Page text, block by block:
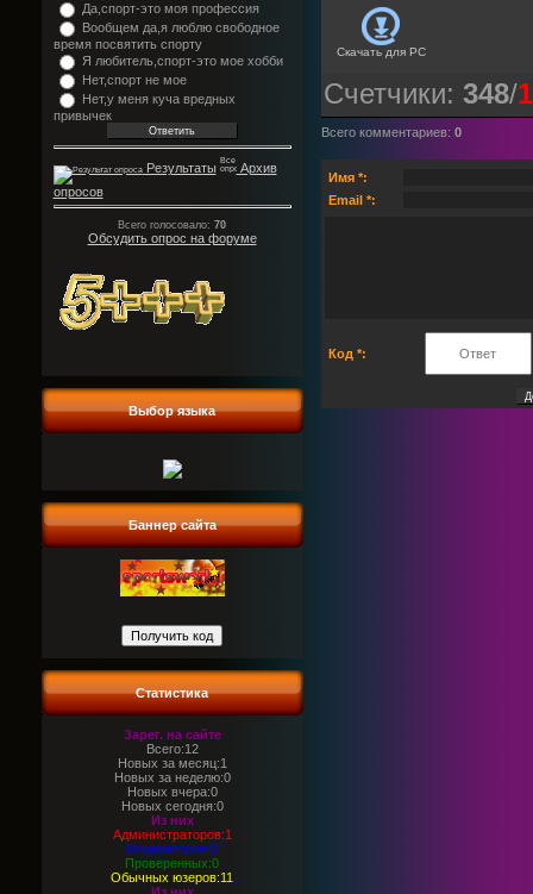
Да,спорт-это моя профессия
Вообщем да,я люблю свободное
время посвятить спорту
Я любитель,спорт-это мое хобби
Нет,спорт не мое
Нет,у меня куча вредных
привычек
Результаты
Архив
опросов
Всего голосовало: 70
Обсудить опрос на форуме
Выбор языка
Баннер сайта
Статистика
Зарег. на сайте
Всего:12
Новых за месяц:1
Новых за неделю:0
Новых вчера:0
Новых сегодня:0
Из них
Администраторов:1
Модераторов:0
Проверенных:0
Обычных юзеров:11
Скачать дляPC
Счетчики: 348/
Всего комментариев: 0
Имя *:
Email *:
Код *: